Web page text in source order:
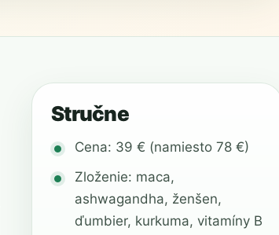
Stručne
Cena: 39 € (namiesto 78 €)
Zloženie: maca,
ashwagandha, ženšen,
ďumbier, kurkuma, vitamíny B